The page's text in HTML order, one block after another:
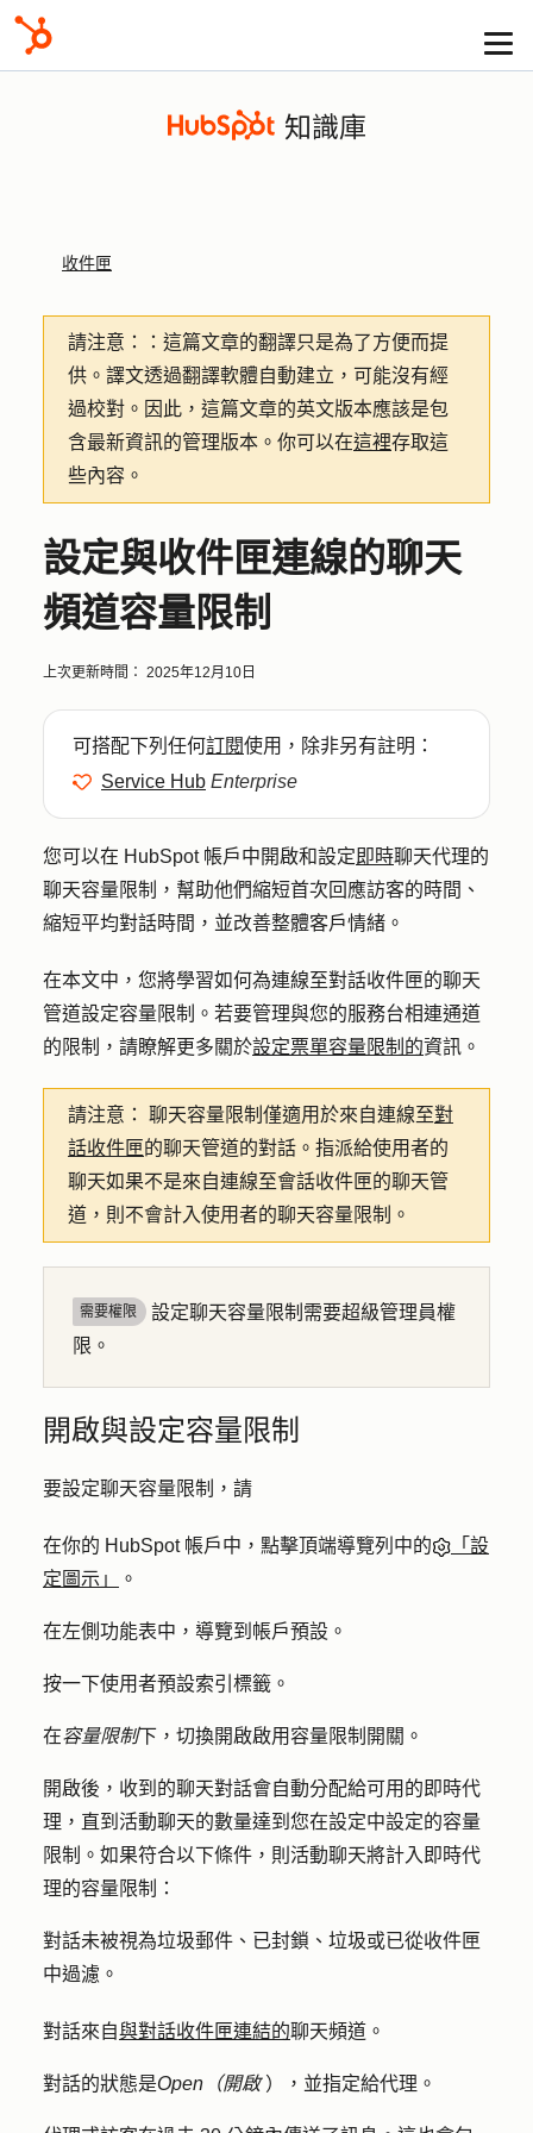
知識庫
收件匣
請注意：
：這篇文章的翻譯只是為了方便而提
供。譯文透過翻譯軟體自動建立，可能沒有經
過校對。因此，這篇文章的英文版本應該是包
含最新資訊的管理版本。你可以在這裡存取這
些內容。
設定與收件匣連線的聊天
頻道容量限制
上次更新時間： 2025年12月10日
可搭配下列任何訂閱使用，除非另有註明：
Service Hub Enterprise
您可以在 HubSpot 帳戶中開啟和設定 即時聊天代理的
聊天容量限制，幫助他們縮短首次回應訪客的時間、
縮短平均對話時間，並改善整體客戶情緒。
在本文中，您將學習如何為連線至對話收件匣的聊天
管道設定容量限制。 若要管理與您的服務台相連通道
的限制，請瞭解更多關於設定票單容量限制的資訊。
請注意： 聊天容量限制僅適用於來自連線至對
話收件匣的聊天管道的對話。指派給使用者的
聊天如果不是來自連線至會話收件匣的聊天管
道，則不會計入使用者的聊天容量限制。
需要權限
設定聊天容量限制需要超級管理員權
限。
開啟與設定容量限制
要設定聊天容量限制，請
在你的 HubSpot 帳戶中，點擊頂端導覽列中的
「設
定圖示」
。
在左側功能表中，導覽到 帳戶預設 。
按一下使用者預設索引標籤。
在容量限制下，切換開啟啟用容量限制 開關。
開啟後，收到的聊天對話會自動分配給可用的即時代
理，直到活動聊天的數量達到您在設定中設定的容量
限制。如果符合以下條件，則活動聊天將計入即時代
理的容量限制：
對話未被視為垃圾郵件、已封鎖、垃圾或已從收件匣
中過濾。
對話來自與對話收件匣連結的聊天頻道。
對話的狀態是Open（開啟），並指定給代理。